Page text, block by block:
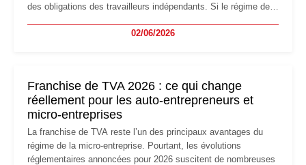
des obligations des travailleurs indépendants. Si le régime de
les auto-entrepreneurs devront s'adapter à un environnement
02/06/2026
Franchise de TVA 2026 : ce qui change
réellement pour les auto-entrepreneurs et
micro-entreprises
La franchise de TVA reste l’un des principaux avantages du
régime de la micro-entreprise. Pourtant, les évolutions
réglementaires annoncées pour 2026 suscitent de nombreuses